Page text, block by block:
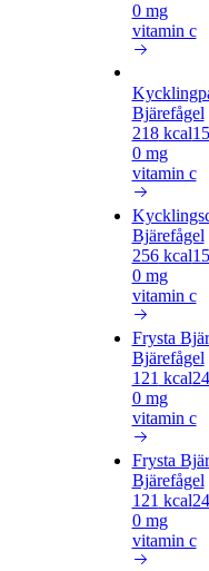
0 mg
vitamin c
Bjärefågel
218kcal
0 mg
vitamin c
Bjärefågel
256kcal
0 mg
vitamin c
Frysta
Bjärefågel
121 kcal
0 mg
vitamin c
Frysta
Bjärefågel
121 kcal
0 mg
vitamin c